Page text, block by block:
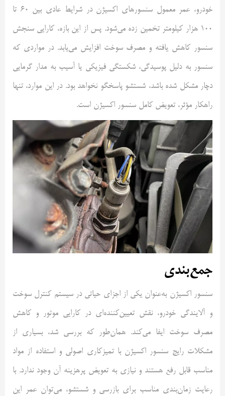
خودرو، عمر معمول سنسورهای اکسیژن در شرایط عادی بین 60 تا
100 هزار کیلومتر تخمین زده می‌شود. پس از این بازه، کارایی سنجش
سنسور کاهش یافته و مصرف سوخت افزایش می‌یابد. در مواردی که
سنسور به دلیل پوسیدگی، شکستگی فیزیکی یا آسیب به مدار گرمایی
دچار مشکل شده باشد، شستشو پاسخگو نخواهد بود. در این موارد، تنها
راهکار مؤثر، تعویض کامل سنسور اکسیژن است.
جمع‌بندی
سنسور اکسیژن به‌عنوان یکی از اجزای حیاتی در سیستم کنترل سوخت
و آلایندگی خودرو، نقش تعیین‌کننده‌ای در کارایی موتور و کاهش
مصرف سوخت ایفا می‌کند. همان‌طور که بررسی شد، بسیاری از
مشکلات رایج سنسور اکسیژن با تمیزکاری اصولی و استفاده از مواد
مناسب قابل رفع هستند و نیازی به تعویض پرهزینه آن وجود ندارد. با
رعایت زمان‌بندی مناسب برای بازرسی و شستشو، می‌توان عمر این